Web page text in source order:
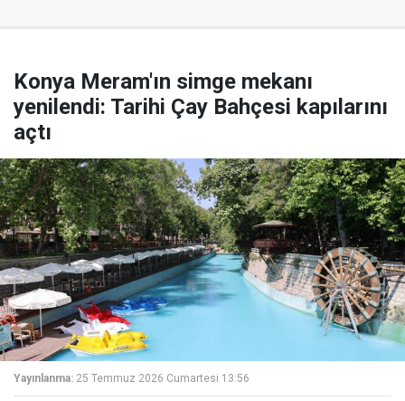
Konya Meram'ın simge mekanı
yenilendi: Tarihi Çay Bahçesi kapılarını
açtı
Yayınlanma: 25 Temmuz 2026 Cumartesi 13:56